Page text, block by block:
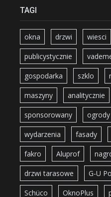
TAGI
okna drzwi wiesci
publicystycznie
gospodarka szklo
maszyny analitycznie
sponsorowany ogrody
wydarzenia fasady
fakro Aluprof
drzwi tarasowe G-U
Schüco OknoPlus